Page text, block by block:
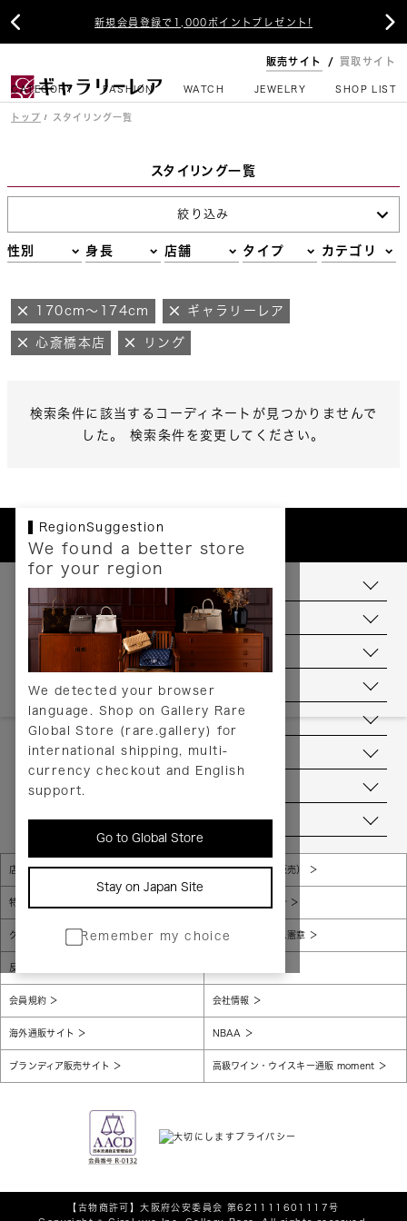
新規会員登録で1,000ポイントプレゼント!
 
販売サイト 買取サイト
CATEGORY FASHION WATCH JEWELRY SHOP LIST
トップ スタイリング一覧
スタイリング一覧
絞り込み
性別 身長 店舗 タイプ カテゴリ
170cm～174cm ギャラリーレア
心斎橋本店 リング
検索条件に該当するコーディネートが見つかりませんで
した。 検索条件を変更してください。
RegionSuggestion
We found a better store
for your region
We detected your browser
language. Shop on Gallery Rare
Global Store (rare.gallery) for
international shipping, multi-
currency checkout and English
support.
Go to Global Store
Stay on Japan Site
Remember my choice
お支払いについて
配送について
送料について
返品について
ヘルプ
お問い合わせ
当店について
店舗一覧 販売規約（店頭販売）
特定商取引法に基づく表示 個人情報保護方針
グローバルプライバシーポリシー コンプライアンス憲章
反社会的勢力に対する基本方針
会員規約 会社情報
海外通販サイト NBAA
ブランディア販売サイト 高級ワイン・ウイスキー通販 moment
【古物商許可】大阪府公安委員会 第621111601117号